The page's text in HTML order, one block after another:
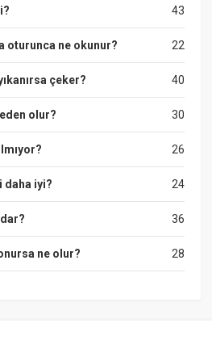
43
22
oturunca ne okunur?
40
çeker?
30
olur?
26
24
daha iyi?
36
28
ne olur?